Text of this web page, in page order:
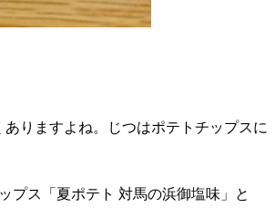
りますよね。じつはポテトチップスに
プス「夏ポテト 対馬の浜御塩味」と